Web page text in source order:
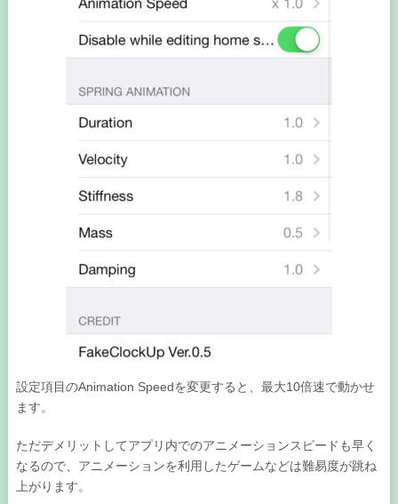
設定項目のAnimation Speedを変更すると、最大10倍速で動かせ
ます。
ただデメリットしてアプリ内でのアニメーションスピードも早く
なるので、アニメーションを利用したゲームなどは難易度が跳ね
上がります。